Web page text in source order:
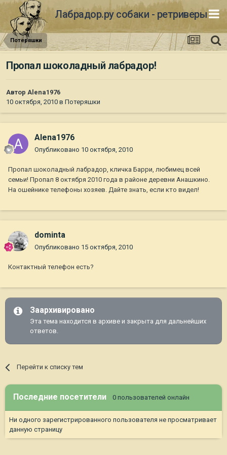
Лабрадор.ру собаки - ретриверы
Потеряшки
Пропал шоколадный лабрадор!
Автор Alena1976
10 октября, 2010 в Потеряшки
Alena1976
Опубликовано 10 октября, 2010
Пропал шоколадный лабрадор, кличка Барри, любимец всей
семьи! Пропал 8 октября 2010 года в районе деревни Анашкино.
На ошейнике телефоны хозяев. Дайте знать, если кто видел!
dominta
Опубликовано 15 октября, 2010
Контактный телефон есть?
Заархивировано
Эта тема находится в архиве и закрыта для дальнейших
ответов.
Перейти к списку тем
Последние посетители 0 пользователей онлайн
Ни одного зарегистрированного пользователя не просматривает
данную страницу